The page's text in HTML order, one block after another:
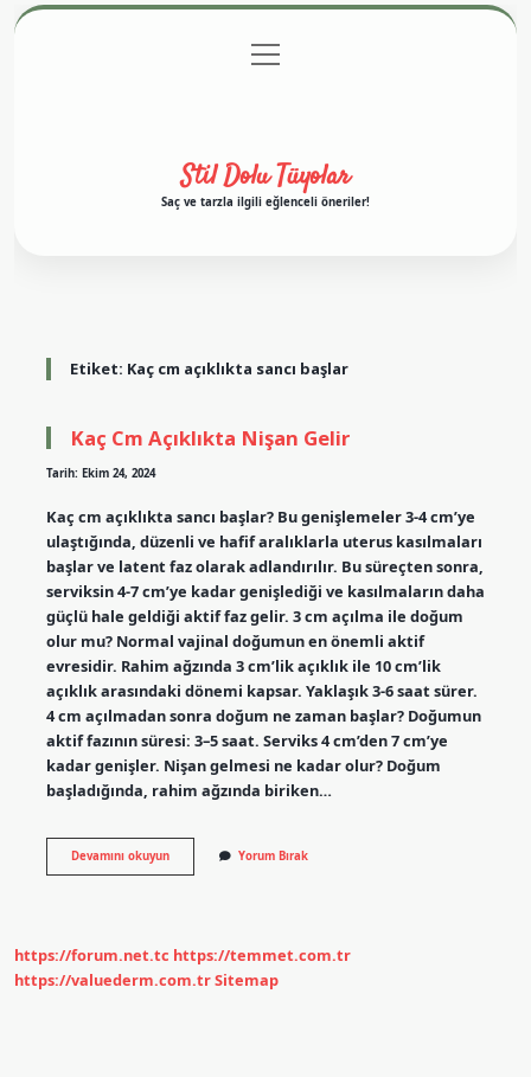
Gizlilik Politikası
menüyü
aç
Stil Dolu Tüyolar
Saç ve tarzla ilgili eğlenceli öneriler!
Etiket: Kaç cm açıklıkta sancı başlar
Kaç Cm Açıklıkta Nişan Gelir
Tarih: Ekim 24, 2024
Kaç cm açıklıkta sancı başlar? Bu genişlemeler 3-4 cm’ye
ulaştığında, düzenli ve hafif aralıklarla uterus kasılmaları
başlar ve latent faz olarak adlandırılır. Bu süreçten sonra,
serviksin 4-7 cm’ye kadar genişlediği ve kasılmaların daha
güçlü hale geldiği aktif faz gelir. 3 cm açılma ile doğum
olur mu? Normal vajinal doğumun en önemli aktif
evresidir. Rahim ağzında 3 cm’lik açıklık ile 10 cm’lik
açıklık arasındaki dönemi kapsar. Yaklaşık 3-6 saat sürer.
4 cm açılmadan sonra doğum ne zaman başlar? Doğumun
aktif fazının süresi: 3–5 saat. Serviks 4 cm’den 7 cm’ye
kadar genişler. Nişan gelmesi ne kadar olur? Doğum
başladığında, rahim ağzında biriken…
Devamını okuyunKaç
Cm
Yorum Bırak
https://forum.net.tc https://temmet.com.tr
https://valuederm.com.trSitemap